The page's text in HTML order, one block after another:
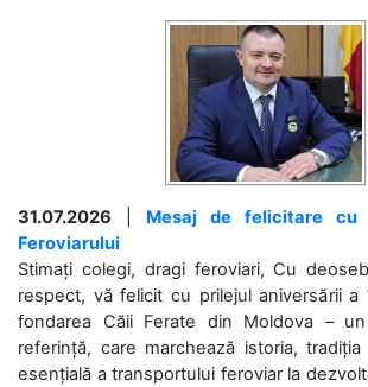
31.07.2026
Mesaj de felicitare cu
Feroviarului
Stimați colegi, dragi feroviari, Cu
respect, vă felicit cu prilejul aniversării a
fondarea Căii Ferate din Moldova –
referință, care marchează istoria,
esențială a transportului feroviar la